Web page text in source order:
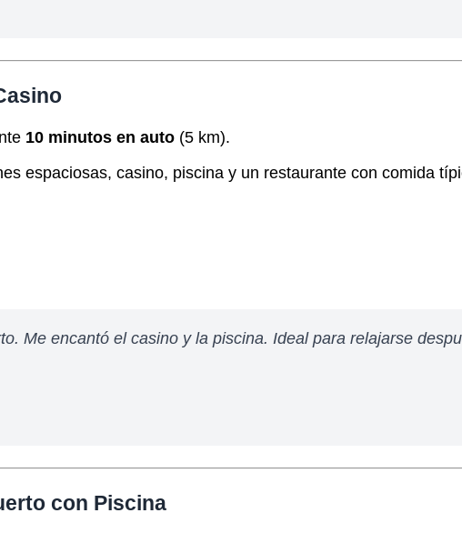
10 minutos en auto (5 km).
espaciosas, casino, piscina y un restaurante con comida
Me encantó el casino y la piscina. Ideal para relajarse
con Piscina